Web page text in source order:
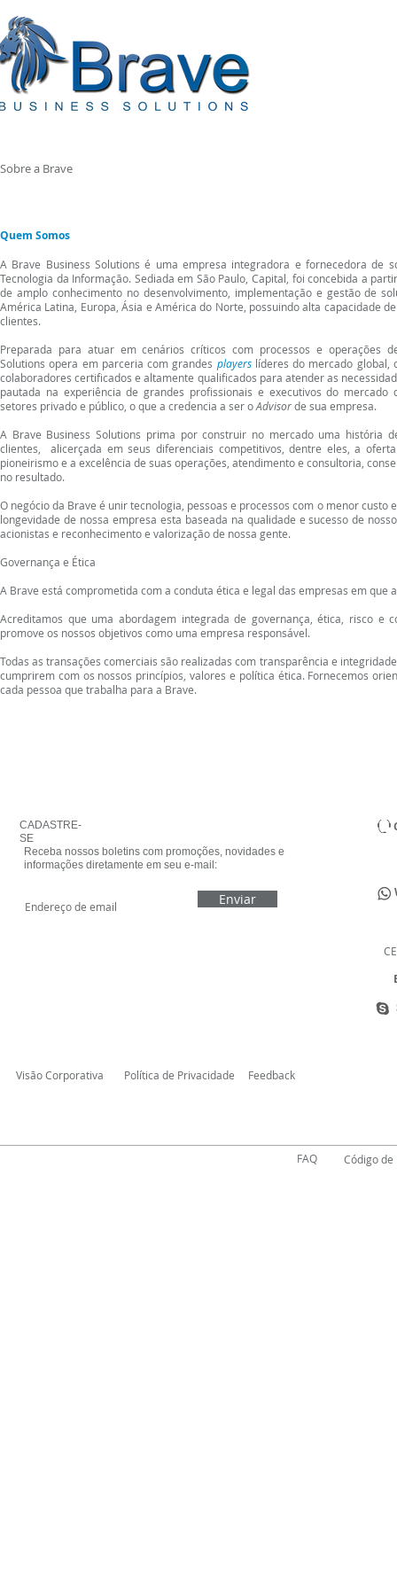
Sobre a Brave
Quem Somos
A Brave Business Solutions é uma empresa integradora e fornecedora de
Tecnologia da Informação. Sediada em São Paulo, Capital, foi concebida a
de amplo conhecimento no desenvolvimento, implementação e gestão de
América Latina, Europa, Ásia e América do Norte, possuindo alta capacidade
clientes.
Preparada para atuar em cenários críticos com processos e operações
Solutions opera em parceria com grandes playerslíderes do mercado global,
colaboradores certificados e altamente qualificados para atender as
pautada na experiência de grandes profissionais e executivos do mercado
setores privado e público, o que a credencia a ser oAdvisorde sua empresa.
A Brave Business Solutions prima por construir no mercado uma história
clientes, alicerçada em seus diferenciais competitivos, dentre eles, a
pioneirismo e a excelência de suas operações, atendimento e consultoria,
no resultado.
O negócio da Brave é unir tecnologia, pessoas e processos com o menor custo
longevidade de nossa empresa esta baseada na qualidade e sucesso de
acionistas e reconhecimento e valorização de nossa gente.
Governança e Ética
A Brave está comprometida com a conduta ética e legal das empresas em que
Acreditamos que uma abordagem integrada de governança, ética, risco e
promove os nossos objetivos como uma empresa responsável.
Todas as transações comerciais são realizadas com transparência e
cumprirem com os nossos princípios, valores e política ética. Fornecemos
cada pessoa que trabalha para a Brave.
CADASTRE-
SE
Receba nossos boletins com promoções, novidades e
informações diretamente em seu e-mail:
Enviar
Visão Corporativa Política de Privacidade Feedback
FAQ Código